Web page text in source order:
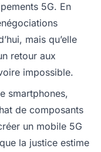
5G. En
mais qu’elle
retour aux
impossible.
smartphones,
de composants
un mobile 5G
la justice estime